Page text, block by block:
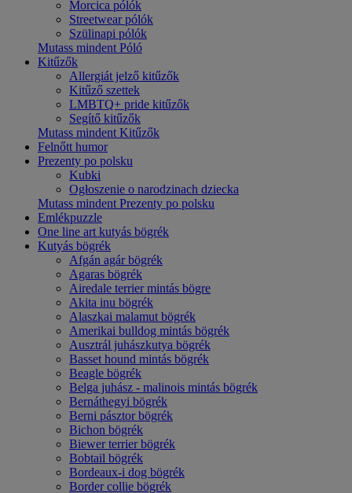
Morcica pólók
Streetwear pólók
Szülinapi pólók
Mutass mindent Póló
Kitűzők
Allergiát jelző kitűzők
Kitűző szettek
LMBTQ+ pride kitűzők
Segítő kitűzők
Mutass mindent Kitűzők
Felnőtt humor
Prezenty po polsku
Kubki
Ogłoszenie o narodzinach dziecka
Mutass mindent Prezenty po polsku
Emlékpuzzle
One line art kutyás bögrék
Kutyás bögrék
Afgán agár bögrék
Agaras bögrék
Airedale terrier mintás bögre
Akita inu bögrék
Alaszkai malamut bögrék
Amerikai bulldog mintás bögrék
Ausztrál juhászkutya bögrék
Basset hound mintás bögrék
Beagle bögrék
Belga juhász - malinois mintás bögrék
Bernáthegyi bögrék
Berni pásztor bögrék
Bichon bögrék
Biewer terrier bögrék
Bobtail bögrék
Bordeaux-i dog bögrék
Border collie bögrék